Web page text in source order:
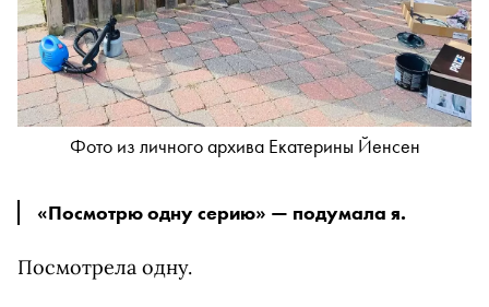
Фото из личного архива Екатерины Йенсен
«Посмотрю одну серию» — подумала я.
Посмотрела одну.